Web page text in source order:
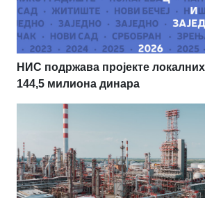
НИС подржава пројекте локалних
144,5 милиона динара